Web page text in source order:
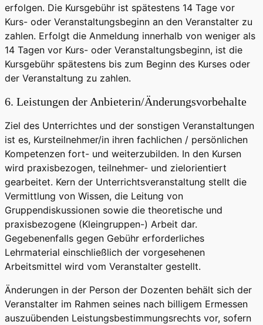
erfolgen. Die Kursgebühr ist spätestens 14 Tage vor
Kurs- oder Veranstaltungsbeginn an den Veranstalter zu
zahlen. Erfolgt die Anmeldung innerhalb von weniger als
14 Tagen vor Kurs- oder Veranstaltungsbeginn, ist die
Kursgebühr spätestens bis zum Beginn des Kurses oder
der Veranstaltung zu zahlen.
6. Leistungen der Anbieterin/Änderungsvorbehalte
Ziel des Unterrichtes und der sonstigen Veranstaltungen
ist es, Kursteilnehmer/in ihren fachlichen / persönlichen
Kompetenzen fort- und weiterzubilden. In den Kursen
wird praxisbezogen, teilnehmer- und zielorientiert
gearbeitet. Kern der Unterrichtsveranstaltung stellt die
Vermittlung von Wissen, die Leitung von
Gruppendiskussionen sowie die theoretische und
praxisbezogene (Kleingruppen-) Arbeit dar.
Gegebenenfalls gegen Gebühr erforderliches
Lehrmaterial einschließlich der vorgesehenen
Arbeitsmittel wird vom Veranstalter gestellt.
Änderungen in der Person der Dozenten behält sich der
Veranstalter im Rahmen seines nach billigem Ermessen
auszuübenden Leistungsbestimmungsrechts vor, sofern